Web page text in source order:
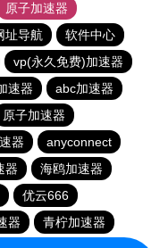
原子加速器
址导航
软件中心
vp(永久免费)加速器
速器
abc加速器
原子加速器
器
anyconnect
器
海鸥加速器
优云666
器
青柠加速器